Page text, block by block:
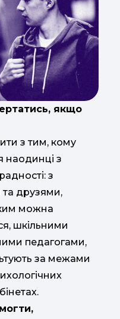
якщо
з тим, кому
наодинці з
з
друзями,
можна
шкільними
педагогами,
за межами